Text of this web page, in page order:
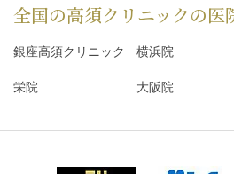
全国の高須クリニックの医
銀座高須クリニック 横浜院
栄院 大阪院